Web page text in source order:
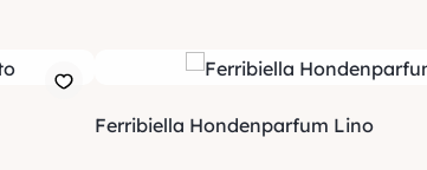
Ferribiella Hondenparfum Lino